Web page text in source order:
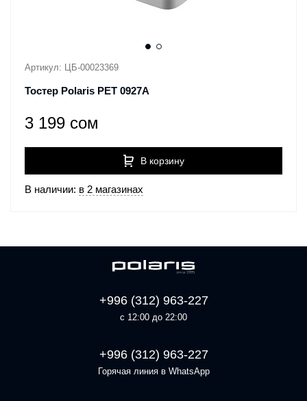
Артикул: ЦБ-00023369
Тостер Polaris PET 0927A
3 199 сом
В корзину
В наличии: в 2 магазинах
+996 (312) 963-227
с 12:00 до 22:00
+996 (312) 963-227
Горячая линия в WhatsApp